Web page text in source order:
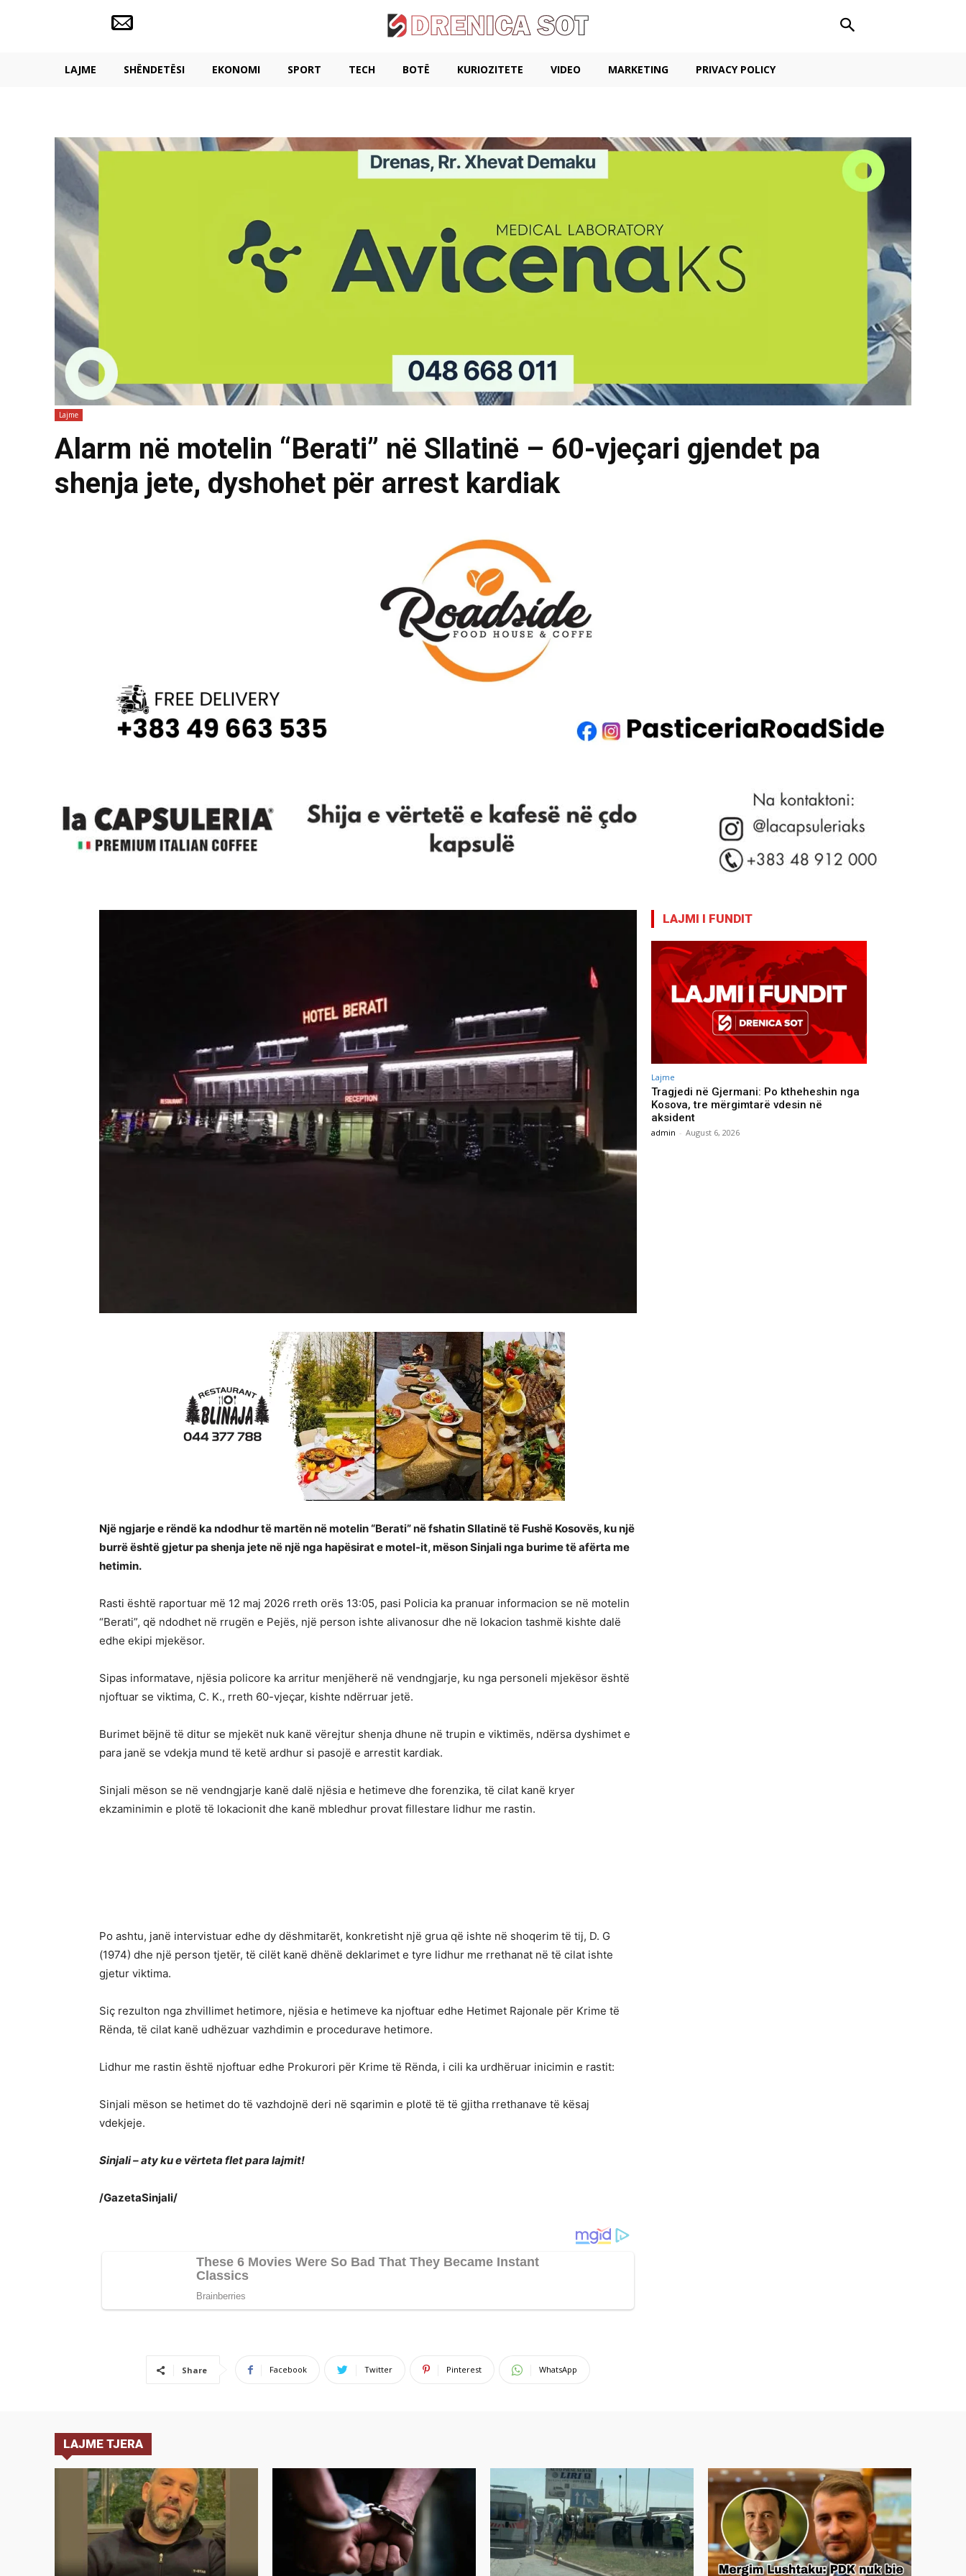
LAJME SHËNDETËSI EKONOMI SPORT TECH BOTË KURIOZITETE VIDEO MARKETING PRIVACY POLICY
Lajme
Alarm në motelin “Berati” në Sllatinë – 60-vjeçari gjendet pa
shenja jete, dyshohet për arrest kardiak
Një ngjarje e rëndë ka ndodhur të martën në motelin “Berati” në fshatin Sllatinë të Fushë Kosovës, ku një
burrë është gjetur pa shenja jete në një nga hapësirat e motel-it, mëson Sinjali nga burime të afërta me
hetimin.
Rasti është raportuar më 12 maj 2026 rreth orës 13:05, pasi Policia ka pranuar informacion se në motelin
“Berati”, që ndodhet në rrugën e Pejës, një person ishte alivanosur dhe në lokacion tashmë kishte dalë
edhe ekipi mjekësor.
Sipas informatave, njësia policore ka arritur menjëherë në vendngjarje, ku nga personeli mjekësor është
njoftuar se viktima, C. K., rreth 60-vjeçar, kishte ndërruar jetë.
Burimet bëjnë të ditur se mjekët nuk kanë vërejtur shenja dhune në trupin e viktimës, ndërsa dyshimet e
para janë se vdekja mund të ketë ardhur si pasojë e arrestit kardiak.
Sinjali mëson se në vendngjarje kanë dalë njësia e hetimeve dhe forenzika, të cilat kanë kryer
ekzaminimin e plotë të lokacionit dhe kanë mbledhur provat fillestare lidhur me rastin.
Po ashtu, janë intervistuar edhe dy dëshmitarët, konkretisht një grua që ishte në shoqerim të tij, D. G
(1974) dhe një person tjetër, të cilët kanë dhënë deklarimet e tyre lidhur me rrethanat në të cilat ishte
gjetur viktima.
Siç rezulton nga zhvillimet hetimore, njësia e hetimeve ka njoftuar edhe Hetimet Rajonale për Krime të
Rënda, të cilat kanë udhëzuar vazhdimin e procedurave hetimore.
Lidhur me rastin është njoftuar edhe Prokurori për Krime të Rënda, i cili ka urdhëruar inicimin e rastit:
Sinjali mëson se hetimet do të vazhdojnë deri në sqarimin e plotë të të gjitha rrethanave të kësaj
vdekjeje.
Sinjali – aty ku e vërteta flet para lajmit!
/GazetaSinjali/
Share Facebook Twitter Pinterest WhatsApp
LAJMI I FUNDIT
Lajme
Tragjedi në Gjermani: Po ktheheshin nga
Kosova, tre mërgimtarë vdesin në
aksident
admin - August 6, 2026
LAJME TJERA